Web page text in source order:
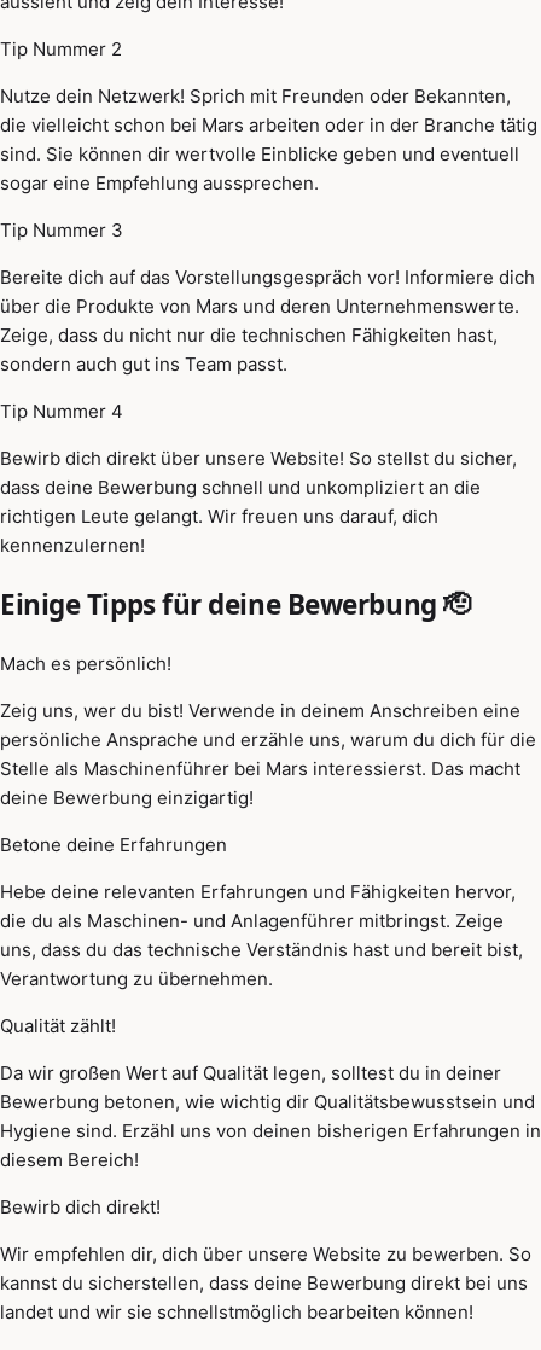
Tip Nummer 2
Nutze dein Netzwerk! Sprich mit Freunden oder Bekannten,
die vielleicht schon bei Mars arbeiten oder in der Branche tätig
sind. Sie können dir wertvolle Einblicke geben und eventuell
sogar eine Empfehlung aussprechen.
Tip Nummer 3
Bereite dich auf das Vorstellungsgespräch vor! Informiere dich
über die Produkte von Mars und deren Unternehmenswerte.
Zeige, dass du nicht nur die technischen Fähigkeiten hast,
sondern auch gut ins Team passt.
Tip Nummer 4
Bewirb dich direkt über unsere Website! So stellst du sicher,
dass deine Bewerbung schnell und unkompliziert an die
richtigen Leute gelangt. Wir freuen uns darauf, dich
kennenzulernen!
Einige Tipps für deine Bewerbung 🫡
Mach es persönlich!
Zeig uns, wer du bist! Verwende in deinem Anschreiben eine
persönliche Ansprache und erzähle uns, warum du dich für die
Stelle als Maschinenführer bei Mars interessierst. Das macht
deine Bewerbung einzigartig!
Betone deine Erfahrungen
Hebe deine relevanten Erfahrungen und Fähigkeiten hervor,
die du als Maschinen- und Anlagenführer mitbringst. Zeige
uns, dass du das technische Verständnis hast und bereit bist,
Verantwortung zu übernehmen.
Qualität zählt!
Da wir großen Wert auf Qualität legen, solltest du in deiner
Bewerbung betonen, wie wichtig dir Qualitätsbewusstsein und
Hygiene sind. Erzähl uns von deinen bisherigen Erfahrungen in
diesem Bereich!
Bewirb dich direkt!
Wir empfehlen dir, dich über unsere Website zu bewerben. So
kannst du sicherstellen, dass deine Bewerbung direkt bei uns
landet und wir sie schnellstmöglich bearbeiten können!